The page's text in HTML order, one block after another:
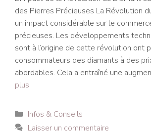
des Pierres Précieuses La Révolution
un impact considérable sur le
précieuses. Les développements
sont à l’origine de cette révolution ont
consommateurs des diamants à des
abordables. Cela a entraîné une
plus
Catégories
Infos & Conseils
Laisser un commentaire